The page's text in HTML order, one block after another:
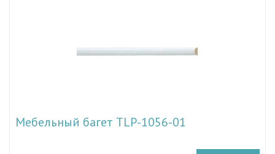
Мебельный багет TLP-1056-01